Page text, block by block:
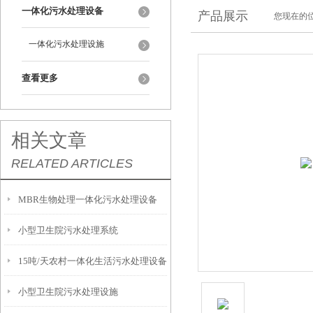
一体化污水处理设备
一体化污水处理设施
查看更多
相关文章
RELATED ARTICLES
MBR生物处理一体化污水处理设备
小型卫生院污水处理系统
15吨/天农村一体化生活污水处理设备
小型卫生院污水处理设施
产品展示 您现在的